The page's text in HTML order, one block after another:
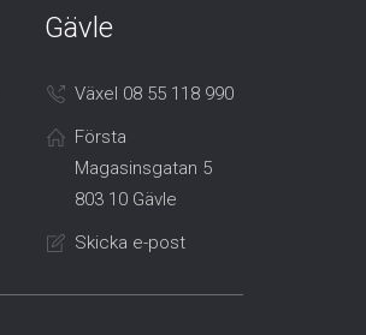
Gävle
Växel 08 55 118 990
Första
Magasinsgatan 5
803 10 Gävle
Skicka e-post